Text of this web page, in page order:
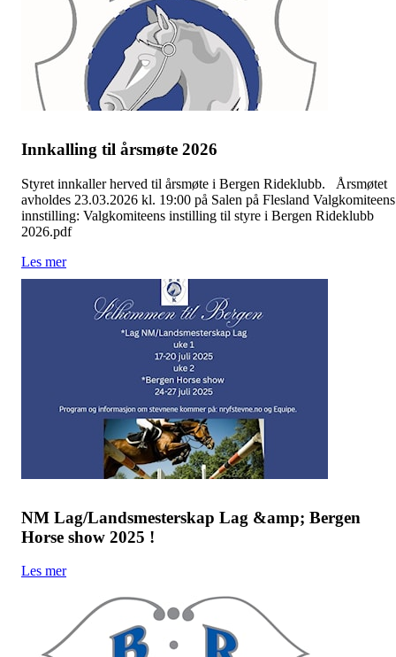
Innkalling til årsmøte 2026
Styret innkaller herved til årsmøte i Bergen Rideklubb. Årsmøtet
avholdes 23.03.2026 kl. 19:00 på Salen på Flesland Valgkomiteens
innstilling: Valgkomiteens instilling til styre i Bergen Rideklubb
2026.pdf
Les mer
NM Lag/Landsmesterskap Lag &amp; Bergen
Horse show 2025 !
Les mer